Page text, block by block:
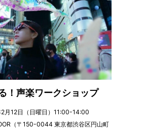
！声楽ワークショップ
月12日（日曜日）11:00-14:00
（〒150-0044 東京都渋谷区円山町